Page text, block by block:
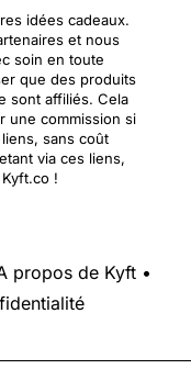
idées cadeaux.
et nous
soin en toute
que des produits
sont affiliés. Cela
une commission si
sans coût
via ces liens,
!
propos de Kyft •